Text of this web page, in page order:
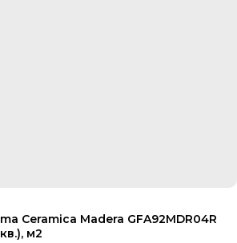
Ceramica Madera GFA92MDR04R
м2